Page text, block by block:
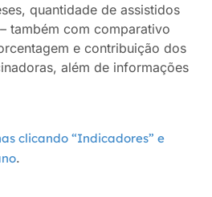
quantidade de assistidos
também com comparativo
e contribuição dos
além de informações
clicando “Indicadores” e
.